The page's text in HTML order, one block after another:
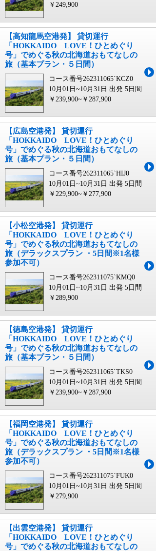
￥249,900
【高知龍馬空港発】 貸切運行
「HOKKAIDO LOVE！ひとめぐり
号」でめぐる秋の北海道おもてなしの
旅（基本プラン・５日間）
コース番号262311065`KCZ0
10月01日~10月31日 出発 5日間
￥239,900~￥287,900
【広島空港発】 貸切運行
「HOKKAIDO LOVE！ひとめぐり
号」でめぐる秋の北海道おもてなしの
旅（基本プラン・５日間）
コース番号262311065`HIJ0
10月01日~10月31日 出発 5日間
￥229,900~￥277,900
【小松空港発】 貸切運行
「HOKKAIDO LOVE！ひとめぐり
号」でめぐる秋の北海道おもてなしの
旅（デラックスプラン ・5日間※1名様
参加不可）
コース番号262311075`KMQ0
10月01日~10月31日 出発 5日間
￥289,900
【徳島空港発】 貸切運行
「HOKKAIDO LOVE！ひとめぐり
号」でめぐる秋の北海道おもてなしの
旅（基本プラン・５日間）
コース番号262311065`TKS0
10月01日~10月31日 出発 5日間
￥239,900~￥287,900
【福岡空港発】 貸切運行
「HOKKAIDO LOVE！ひとめぐり
号」でめぐる秋の北海道おもてなしの
旅（デラックスプラン ・5日間※1名様
参加不可）
コース番号262311075`FUK0
10月01日~10月31日 出発 5日間
￥279,900
【出雲空港発】 貸切運行
「HOKKAIDO LOVE！ひとめぐり
号」でめぐる秋の北海道おもてなしの